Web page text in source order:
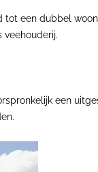
tot een dubbel
een